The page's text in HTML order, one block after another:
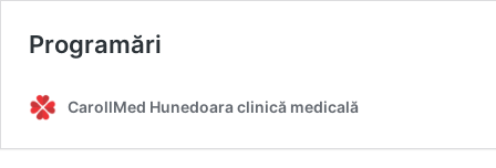
Programări
CarollMed Hunedoara clinică medicală